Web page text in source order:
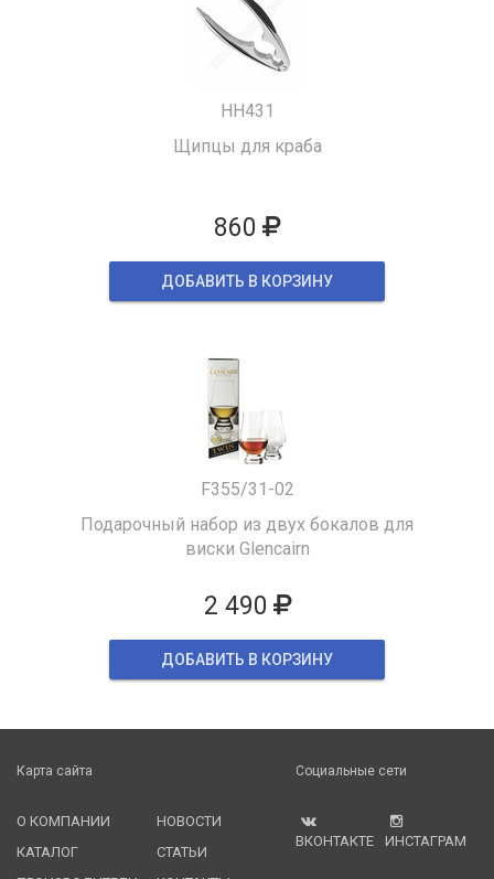
HH431
Щипцы для краба
860
ДОБАВИТЬ В КОРЗИНУ
F355/31-02
Подарочный набор из двух бокалов для
виски Glencairn
2 490
ДОБАВИТЬ В КОРЗИНУ
Карта сайта
О КОМПАНИИ
КАТАЛОГ
НОВОСТИ
СТАТЬИ
Социальные сети
ВКОНТАКТЕ ИНСТАГРАМ